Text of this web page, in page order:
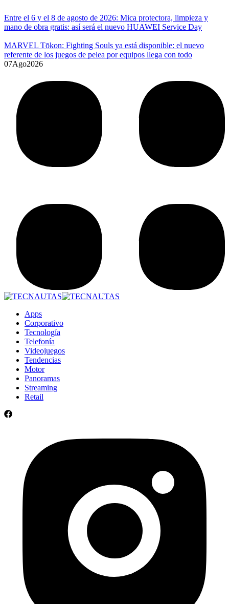
Entre el 6 y el 8 de agosto de 2026: Mica protectora, limpieza y
mano de obra gratis: así será el nuevo HUAWEI Service Day
MARVEL Tōkon: Fighting Souls ya está disponible: el nuevo
referente de los juegos de pelea por equipos llega con todo
07Ago2026
Apps
Corporativo
Tecnología
Telefonía
Videojuegos
Tendencias
Motor
Panoramas
Streaming
Retail